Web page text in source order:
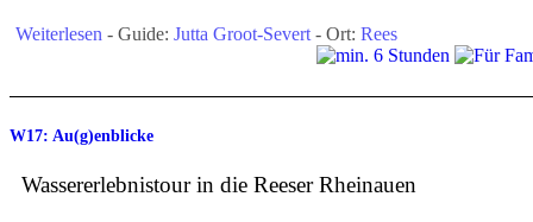
Weiterlesen - Guide: Jutta Groot-Severt - Ort: Rees
W17: Au(g)enblicke
Wassererlebnistour in die Reeser Rheinauen